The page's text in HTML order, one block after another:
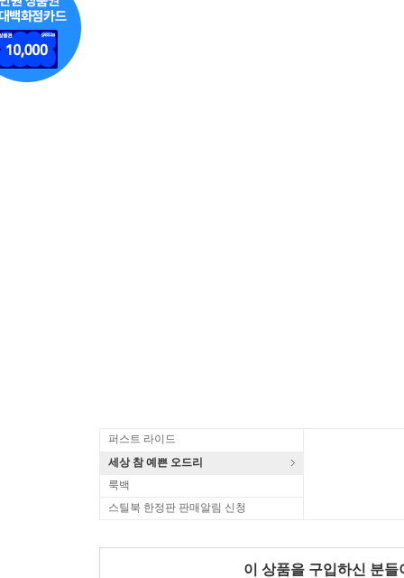
퍼스트 라이드
세상 참 예쁜 오드리
룩백
스틸북 한정판 판매알림 신청
이 상품을 구입하신 분